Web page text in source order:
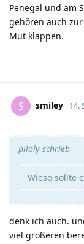
Penegal und am
gehören auch
Mut klappen.
S smiley 14.
piloly schrieb
Wieso sollte
denk ich auch.
viel größeren